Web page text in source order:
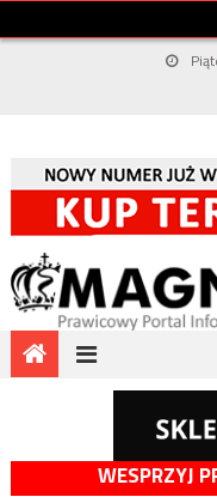
WESPRZYJ